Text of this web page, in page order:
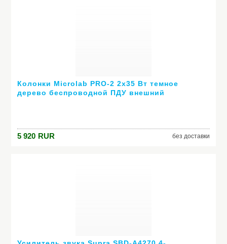
Колонки Microlab PRO-2 2х35 Вт темное
дерево беспроводной ПДУ внешний
5 920 RUR без доставки